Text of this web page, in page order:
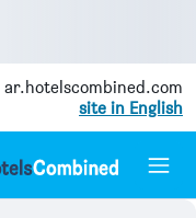
ar.hotelscombined.com
site in English